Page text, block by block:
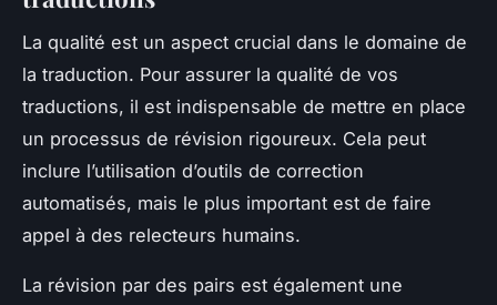
La qualité est un aspect crucial dans le domaine de
la traduction. Pour assurer la qualité de vos
traductions, il est indispensable de mettre en place
un processus de révision rigoureux. Cela peut
inclure l’utilisation d’outils de correction
automatisés, mais le plus important est de faire
appel à des relecteurs humains.
La révision par des pairs est également une